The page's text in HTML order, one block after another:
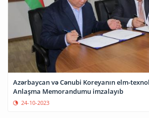
Azərbaycan və Cənubi Koreyanın elm-
Anlaşma Memorandumu imzalayıb
24-10-2023